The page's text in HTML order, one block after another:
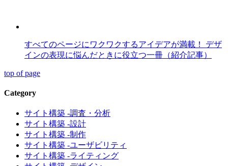
すべてのページにワクワクするアイデアが満載！ デザ
インの表現に悩んだときに役立つ一冊（紹介記事）
top of page
Category
サイト構築 -調査・分析
サイト構築 -設計
サイト構築 -制作
サイト構築 -ユーザビリティ
サイト構築 -ライティング